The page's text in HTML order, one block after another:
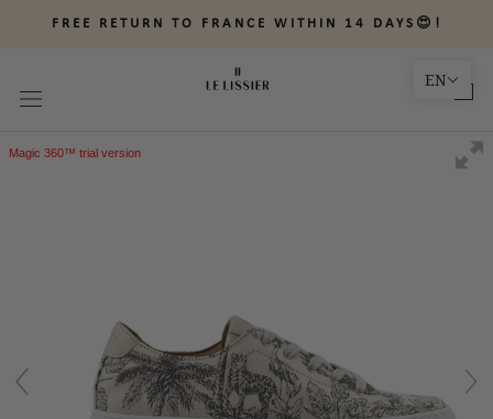
FREE RETURN TO FRANCE WITHIN 14 DAYS😍!
Magic 360™ trial version
EN